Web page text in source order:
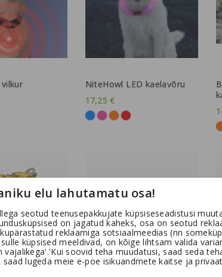
NiteHowl LED kaelavõru
17,25 €
elu lahutamatu osa!
seotud teenusepakkujate küpsiseseadistusi
on jagatud kaheks, osa on seotud
reklaamiga sotsiaalmeedias (nn
küpsised meeldivad, on kõige lihtsam valida
soovid teha muudatusi, saad seda
lugeda meie e-poe isikuandmete kaitse ja